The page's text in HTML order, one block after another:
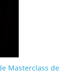
Masterclass de